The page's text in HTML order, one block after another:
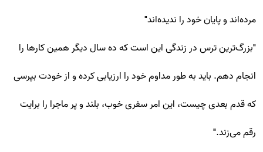
مرده‌اند و پایان خود را ندیده‌اند"
"بزرگ‌ترین ترس در زندگی این است که ده سال دیگر همین کارها را
انجام دهم. باید به طور مداوم خود را ارزیابی کرده و از خودت بپرسی
که قدم بعدی چیست، این امر سفری خوب، بلند و پر ماجرا را برایت
رقم می‌زند."